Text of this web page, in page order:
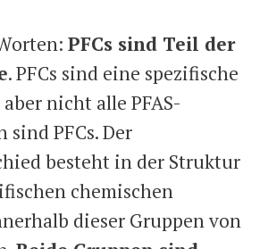
PFCs sind Teil der
. PFCs sind eine spezifische
nicht alle PFAS-
PFCs. Der
besteht in der Struktur
chemischen
dieser Gruppen von